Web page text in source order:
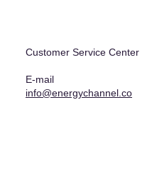
Customer Service Center
E-mail
info@energychannel.co